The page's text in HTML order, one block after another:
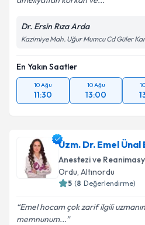
Kişisel verilerimin
kapsamda işlenmesini
Dr. Ersin Rıza Arda
Kazimiye Mah. Uğur Mumcu Cd Güler
En Yakın Saatler
10 Ağu
11:30
10 Ağu
13:00
Uzm. Dr. Emel Ünal
Anestezi ve
Ordu, Altınordu
5 (8 Değerlendirme)
Emel hocam çok zarif ilgili
memnunum...